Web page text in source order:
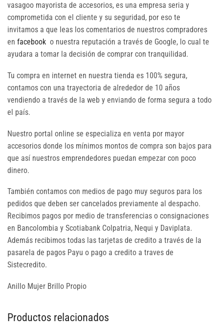
vasagoo mayorista de accesorios, es una empresa seria y
comprometida con el cliente y su seguridad, por eso te
invitamos a que leas los comentarios de nuestros compradores
en facebook o nuestra reputación a través de Google, lo cual te
ayudara a tomar la decisión de comprar con tranquilidad.
Tu compra en internet en nuestra tienda es 100% segura,
contamos con una trayectoria de alrededor de 10 años
vendiendo a través de la web y enviando de forma segura a todo
el país.
Nuestro portal online se especializa en venta por mayor
accesorios donde los mínimos montos de compra son bajos para
que así nuestros emprendedores puedan empezar con poco
dinero.
También contamos con medios de pago muy seguros para los
pedidos que deben ser cancelados previamente al despacho.
Recibimos pagos por medio de transferencias o consignaciones
en Bancolombia y Scotiabank Colpatria, Nequi y Daviplata.
Además recibimos todas las tarjetas de credito a través de la
pasarela de pagos Payu o pago a credito a traves de
Sistecredito.
Anillo Mujer Brillo Propio
Productos relacionados